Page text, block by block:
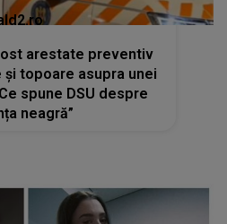
arestate preventiv
topoare asupra unei
spune DSU despre
neagră”